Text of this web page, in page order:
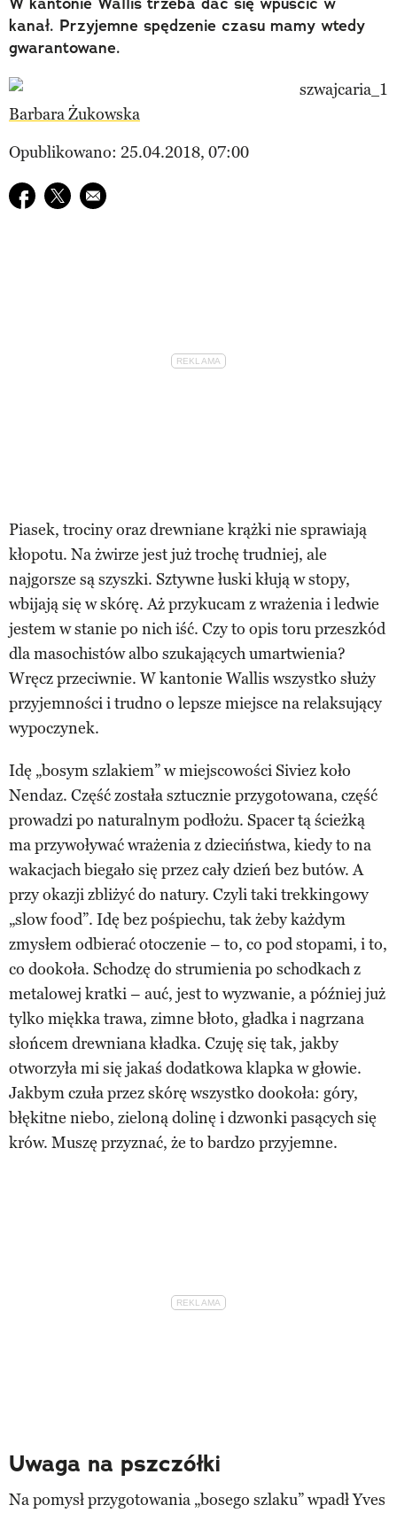
kanał. Przyjemne spędzenie czasu mamy wtedy
gwarantowane.
Barbara Żukowska
Opublikowano: 25.04.2018, 07:00
Udostępnij na facebook
Udostępnij na twitter
E-mail do przyjaciela
Piasek, trociny oraz drewniane krążki nie sprawiają
kłopotu. Na żwirze jest już trochę trudniej, ale
najgorsze są szyszki. Sztywne łuski kłują w stopy,
wbijają się w skórę. Aż przykucam z wrażenia i ledwie
jestem w stanie po nich iść. Czy to opis toru przeszkód
dla masochistów albo szukających umartwienia?
Wręcz przeciwnie. W kantonie Wallis wszystko służy
przyjemności i trudno o lepsze miejsce na relaksujący
wypoczynek.
Idę „bosym szlakiem” w miejscowości Siviez koło
Nendaz. Część została sztucznie przygotowana, część
prowadzi po naturalnym podłożu. Spacer tą ścieżką
ma przywoływać wrażenia z dzieciństwa, kiedy to na
wakacjach biegało się przez cały dzień bez butów. A
przy okazji zbliżyć do natury. Czyli taki trekkingowy
„slow food”. Idę bez pośpiechu, tak żeby każdym
zmysłem odbierać otoczenie – to, co pod stopami, i to,
co dookoła. Schodzę do strumienia po schodkach z
metalowej kratki – auć, jest to wyzwanie, a później już
tylko miękka trawa, zimne błoto, gładka i nagrzana
słońcem drewniana kładka. Czuję się tak, jakby
otworzyła mi się jakaś dodatkowa klapka w głowie.
Jakbym czuła przez skórę wszystko dookoła: góry,
błękitne niebo, zieloną dolinę i dzwonki pasących się
krów. Muszę przyznać, że to bardzo przyjemne.
Uwaga na pszczółki
Na pomysł przygotowania „bosego szlaku” wpadł Yves